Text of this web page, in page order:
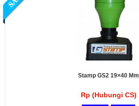
Stamp GS2 19×40 Mm
Rp (Hubungi CS)